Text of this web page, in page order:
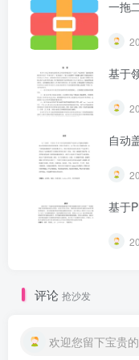
第5页 / 共41页
一拖
基于
自动
基于
评论 抢沙发
欢迎您留下宝贵的